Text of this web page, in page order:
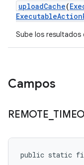
uploadCache(
ExecutableAction
Sube los resultados
Campos
REMOTE
public static final